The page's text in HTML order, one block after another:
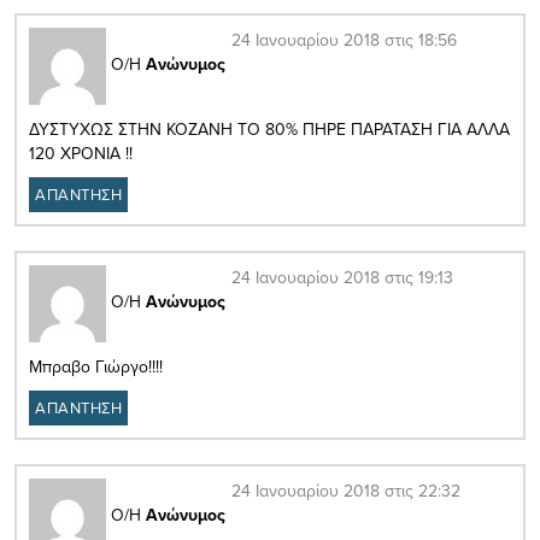
Ο/Η Ανώνυμος
24 Ιανουαρίου 2018 στις 18:56
ΔΥΣΤΥΧΩΣ ΣΤΗΝ ΚΟΖΑΝΗ ΤΟ 80% ΠΗΡΕ ΠΑΡΑΤΑΣΗ ΓΙΑ ΑΛΛΑ
120 ΧΡΟΝΙΑ !!
ΑΠΑΝΤΗΣΗ
Ο/Η Ανώνυμος
24 Ιανουαρίου 2018 στις 19:13
Μπραβο Γιώργο!!!!
ΑΠΑΝΤΗΣΗ
Ο/Η Ανώνυμος
24 Ιανουαρίου 2018 στις 22:32